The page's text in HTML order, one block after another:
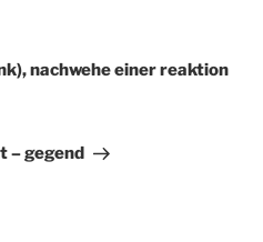
nachwehe einer reaktion
– gegend